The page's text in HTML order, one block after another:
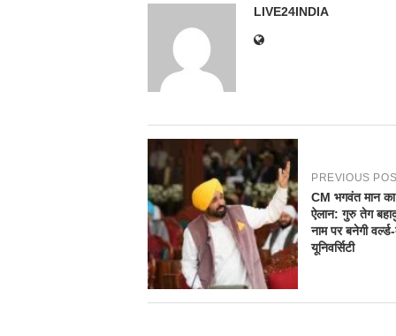
LIVE24INDIA
PREVIOUS
CM भगवंत मान
ऐलान: गुरु तेग
नाम पर बनेगी
यूनिवर्सिटी